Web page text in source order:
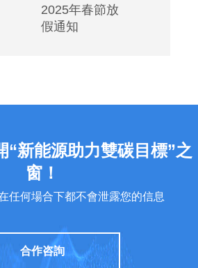
2025年春節放
假通知
“新能源助力雙碳目標”之
窗！
任何場合下都不會泄露您的信息
合作咨詢